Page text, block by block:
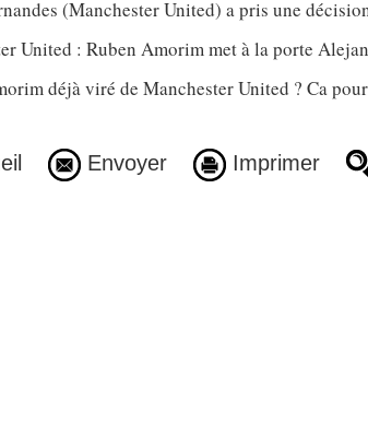
(Manchester United) a pris une
United : Ruben Amorim met à la porte
déjà viré de Manchester United ? Ca
Envoyer Imprimer